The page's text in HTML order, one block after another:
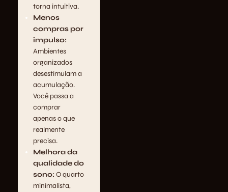
torna intuitiva.
Menos
compras por
impulso:
Ambientes
organizados
desestimulam a
acumulação.
Você passa a
comprar
apenas o que
realmente
precisa.
Melhora da
qualidade do
sono: O quarto
minimalista,